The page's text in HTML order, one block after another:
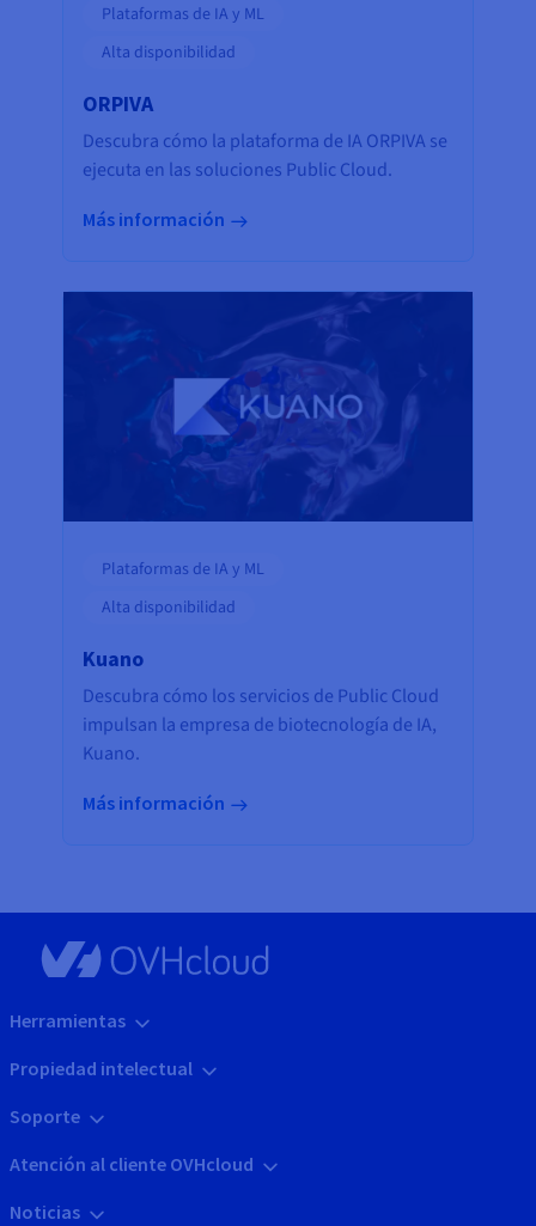
Plataformas de IA y ML
Alta disponibilidad
ORPIVA
Descubra cómo la plataforma de IA ORPIVA se
ejecuta en las soluciones Public Cloud.
Más información
Plataformas de IA y ML
Alta disponibilidad
Kuano
Descubra cómo los servicios de Public Cloud
impulsan la empresa de biotecnología de IA,
Kuano.
Más información
Herramientas
Propiedad intelectual
Soporte
Atención al cliente OVHcloud
Noticias